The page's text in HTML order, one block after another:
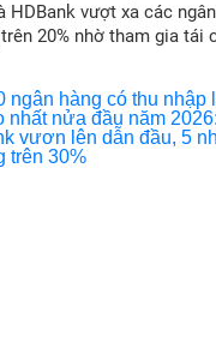
HDBank vượt xa các
20% nhờ tham gia tái